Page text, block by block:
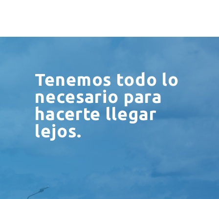
Tenemos todo lo
necesario para
hacerte llegar
lejos.